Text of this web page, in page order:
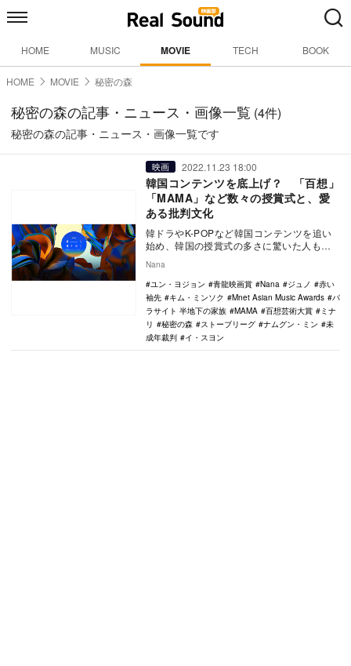
HOME MUSIC MOVIE TECH BOOK
HOME MOVIE 秘密の森
秘密の森の記事・ニュース・画像一覧 (4件)
秘密の森の記事・ニュース・画像一覧です
映画 2022.11.23 18:00
韓国コンテンツを底上げ？ 「百想」
「MAMA」など数々の授賞式と、愛
ある批判文化
韓ドラやK-POPなど韓国コンテンツを追い
始め、韓国の授賞式の多さに驚いた人も多
大賞、青龍…
Nana
ユン・ヨジョン
青龍映画賞 Nana ジュノ
赤い
袖先
キム・ミンソク Mnet Asian Music Awards
パ
ラサイト 半地下の家族
MAMA 百想芸術大賞
ミナ
リ
秘密の森 ストーブリーグ ナムグン・ミン
未
成年裁判
イ・スヨン